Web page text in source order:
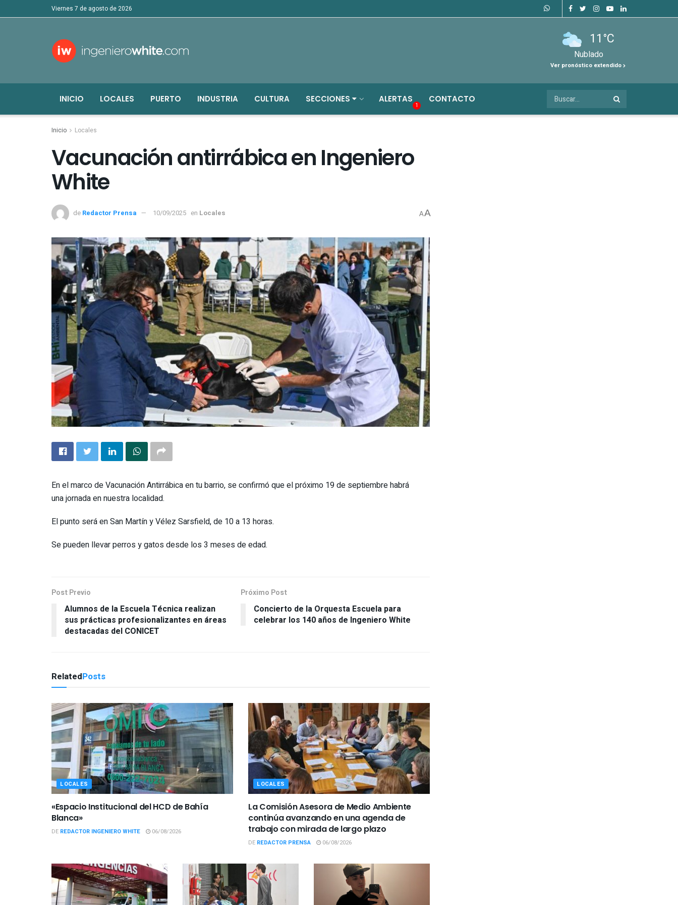
viernes 7 de agosto de 2026
11°C
Nublado
Ver pronóstico extendido
INICIO LOCALES PUERTO INDUSTRIA CULTURA SECCIONES ALERTAS
1
CONTACTO
Inicio Locales
Vacunación antirrábica en Ingeniero
White
de Redactor Prensa 10/09/2025 en Locales AA
En el marco de Vacunación Antirrábica en tu barrio, se confirmó que el próximo 19 de septiembre habrá
una jornada en nuestra localidad.
El punto será en San Martín y Vélez Sarsfield, de 10 a 13 horas.
Se pueden llevar perros y gatos desde los 3 meses de edad.
Post Previo
Alumnos de la Escuela Técnica realizan
sus prácticas profesionalizantes en áreas
destacadas del CONICET
Próximo Post
Concierto de la Orquesta Escuela para
celebrar los 140 años de Ingeniero White
RelatedPosts
LOCALES
«Espacio Institucional del HCD de Bahía
Blanca»
DE REDACTOR INGENIERO WHITE 06/08/2026
LOCALES
La Comisión Asesora de Medio Ambiente
continúa avanzando en una agenda de
trabajo con mirada de largo plazo
DE REDACTOR PRENSA 06/08/2026